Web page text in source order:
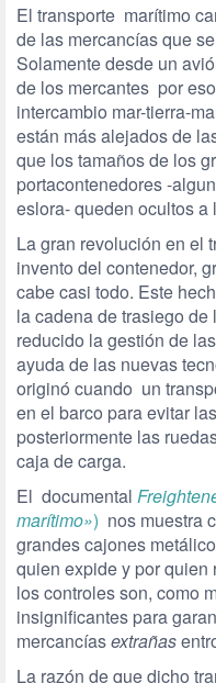
El transporte marítimo
de las mercancías que
Solamente desde un
de los mercantes por
intercambio mar-tierra-
están más alejados de
que los tamaños de los
portacontenedores -
eslora- queden ocultos a
La gran revolución en el
invento del contenedor,
cabe casi todo. Este
la cadena de trasiego
reducido la gestión de
ayuda de las nuevas
originó cuando un
en el barco para evitar
posteriormente las
caja de carga.
El documental
marítimo») nos muestra
grandes cajones
quien expide y por quien
los controles son, como
insignificantes para
mercancíasextrañas
La razón de que dicho